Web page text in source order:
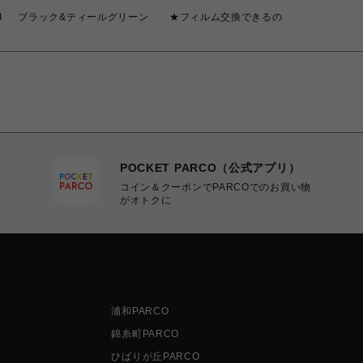
ブラック&ティールグリーン ★フィルム交換できるの
POCKET PARCO（公式アプリ）
コイン＆クーポンでPARCOでのお買い物
がオトクに
浦和PARCO
錦糸町PARCO
ひばりが丘PARCO